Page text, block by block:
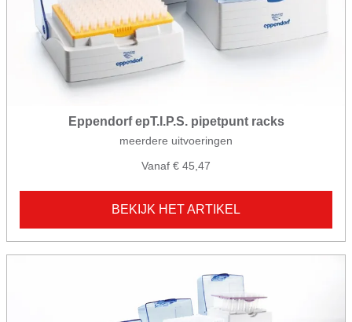
Eppendorf epT.I.P.S. pipetpunt racks
meerdere uitvoeringen
Vanaf € 45,47
BEKIJK HET ARTIKEL